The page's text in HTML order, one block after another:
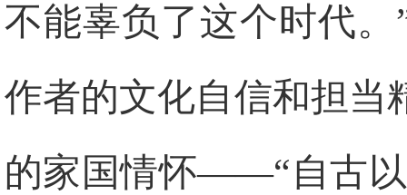
不能辜负了这个时代
作者的文化自信和担当
的家国情怀——“自古以